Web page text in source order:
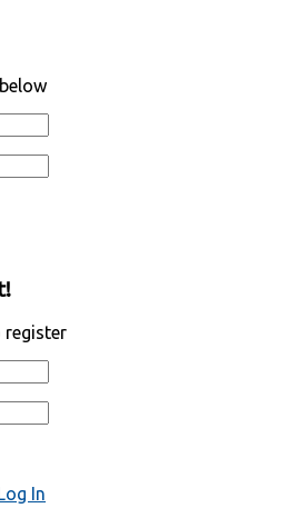
register
Log In